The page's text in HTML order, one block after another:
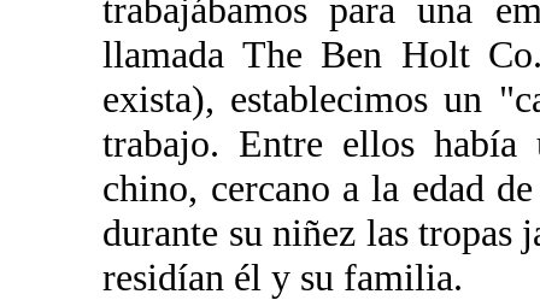
trabajábamos para una
llamada The Ben Holt
exista), establecimos un
trabajo. Entre ellos había
chino, cercano a la edad
durante su niñez las tropas
residían él y su familia.